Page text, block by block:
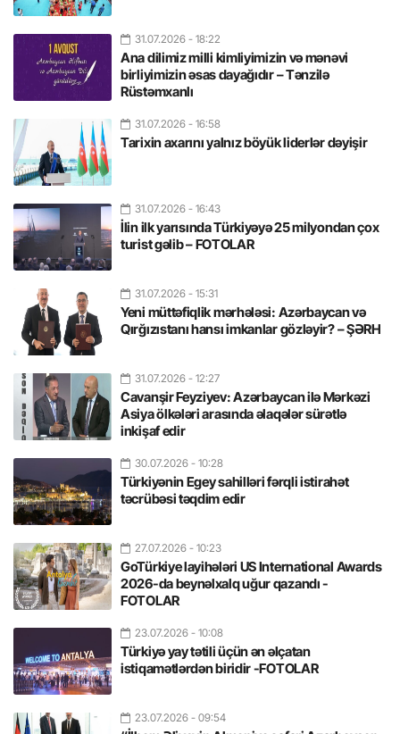
31.07.2026 - 18:22
Ana dilimiz milli kimliyimizin və mənəvi
birliyimizin əsas dayağıdır – Tənzilə
Rüstəmxanlı
31.07.2026 - 16:58
Tarixin axarını yalnız böyük liderlər dəyişir
31.07.2026 - 16:43
İlin ilk yarısında Türkiyəyə 25 milyondan çox
turist gəlib – FOTOLAR
31.07.2026 - 15:31
Yeni müttəfiqlik mərhələsi: Azərbaycan və
Qırğızıstanı hansı imkanlar gözləyir? – ŞƏRH
31.07.2026 - 12:27
Cavanşir Feyziyev: Azərbaycan ilə Mərkəzi
Asiya ölkələri arasında əlaqələr sürətlə
inkişaf edir
30.07.2026 - 10:28
Türkiyənin Egey sahilləri fərqli istirahət
təcrübəsi təqdim edir
27.07.2026 - 10:23
GoTürkiye layihələri US International Awards
2026-da beynəlxalq uğur qazandı -
FOTOLAR
23.07.2026 - 10:08
Türkiyə yay tətili üçün ən əlçatan
istiqamətlərdən biridir -FOTOLAR
23.07.2026 - 09:54